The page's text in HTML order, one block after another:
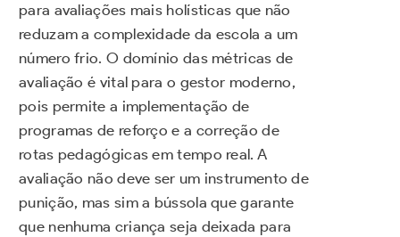
para avaliações mais holísticas que não
reduzam a complexidade da escola a um
número frio. O domínio das métricas de
avaliação é vital para o gestor moderno,
pois permite a implementação de
programas de reforço e a correção de
rotas pedagógicas em tempo real. A
avaliação não deve ser um instrumento de
punição, mas sim a bússola que garante
que nenhuma criança seja deixada para